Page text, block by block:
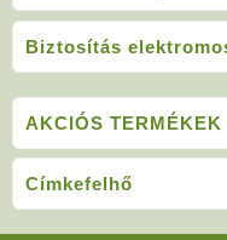
Biztosítás
AKCIÓS TERMÉKEK
Címkefelhő